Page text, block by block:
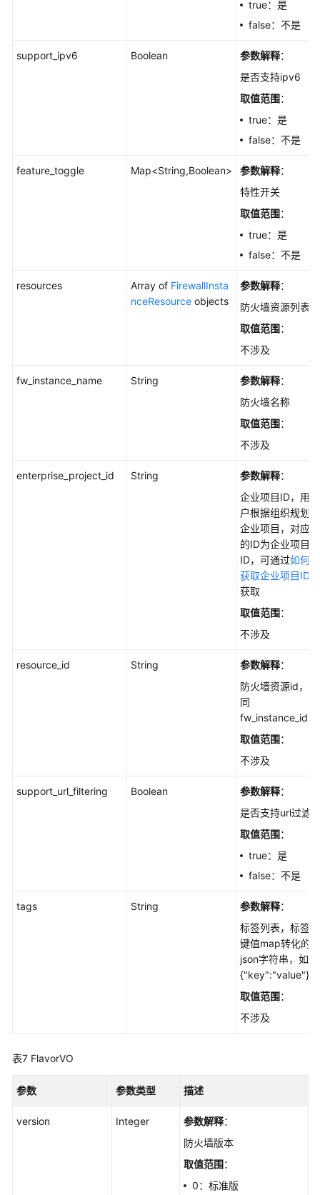
录
见
产
白
区
true：是
false：不是
support_ipv6 Boolean 参数解释：
是否支持ipv6
取值范围：
true：是
false：不是
feature_toggle Map<String,Boolean> 参数解释：
特性开关
取值范围：
true：是
false：不是
resources Array of FirewallInsta
nceResource objects
参数解释：
防火墙资源列表
取值范围：
不涉及
fw_instance_name String 参数解释：
防火墙名称
取值范围：
不涉及
enterprise_project_id String 参数解释：
企业项目ID，用
户根据组织规划
企业项目，对应
的ID为企业项目
ID，可通过如何
获取企业项目ID
获取
取值范围：
不涉及
resource_id String 参数解释：
防火墙资源id，
同
fw_instance_id
取值范围：
不涉及
support_url_filtering Boolean 参数解释：
是否支持url过滤
取值范围：
true：是
false：不是
tags String 参数解释：
标签列表，标签
键值map转化的
json字符串，如"
{"key":"value"}"
取值范围：
不涉及
表7 FlavorVO
参数 参数类型 描述
version Integer 参数解释：
防火墙版本
取值范围：
0：标准版